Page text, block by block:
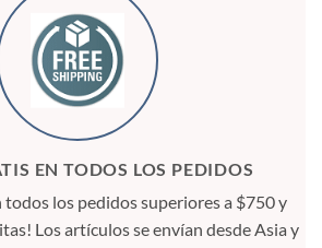
EN TODOS LOS PEDIDOS
todos los pedidos superiores a $750 y
Los artículos se envían desde Asia y